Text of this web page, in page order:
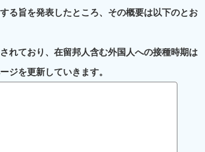
る旨を発表したところ、その概要は以下のとお
れており、在留邦人含む外国人への接種時期は
ジを更新していきます。